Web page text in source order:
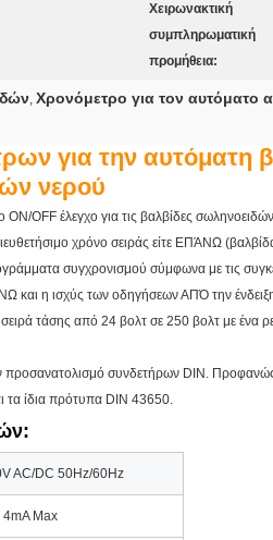
Χειρωνακτική
συμπληρωματική
προμήθεια:
, Χρονόμετρο για τον αυτόματο
για την αυτόματη
νερού
OFF έλεγχο για τις βαλβίδες
χρόνο σειράς είτε ΕΠΆΝΩ
συγχρονισμού σύμφωνα με τις
η ισχύς των οδηγήσεων ΑΠΌ την
τάσης από 24 βολτ σε 250 βολτ με ένα
συνδετήρων DIN.
τα ίδια πρότυπα DIN 43650.
AC/DC 50Hz/60Hz
4mA Max